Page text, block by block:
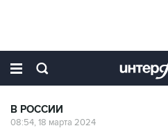
В РОССИИ
08:54, 18 марта 2024